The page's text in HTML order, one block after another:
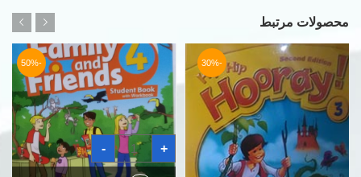
محصولات مرتبط
-30%
-50%
-
کتاب
فمیلی
فرندز
+